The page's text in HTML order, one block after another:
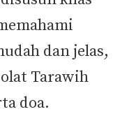
dan jelas,
Tarawih
doa.